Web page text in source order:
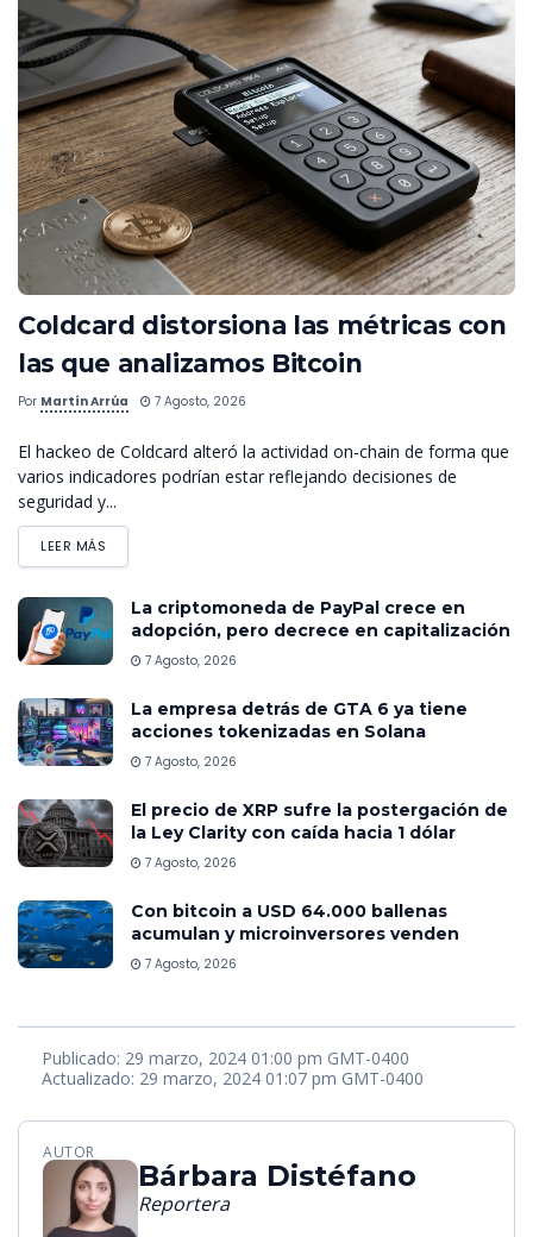
Coldcard distorsiona las métricas con
las que analizamos Bitcoin
Por Martín Arrúa 7 Agosto, 2026
El hackeo de Coldcard alteró la actividad on-chain de forma que
varios indicadores podrían estar reflejando decisiones de
seguridad y...
LEER MÁS
La criptomoneda de PayPal crece en
adopción, pero decrece en capitalización
7 Agosto, 2026
La empresa detrás de GTA 6 ya tiene
acciones tokenizadas en Solana
7 Agosto, 2026
El precio de XRP sufre la postergación de
la Ley Clarity con caída hacia 1 dólar
7 Agosto, 2026
Con bitcoin a USD 64.000 ballenas
acumulan y microinversores venden
7 Agosto, 2026
Publicado: 29 marzo, 2024 01:00 pm GMT-0400
Actualizado: 29 marzo, 2024 01:07 pm GMT-0400
AUTOR
Bárbara Distéfano
Reportera